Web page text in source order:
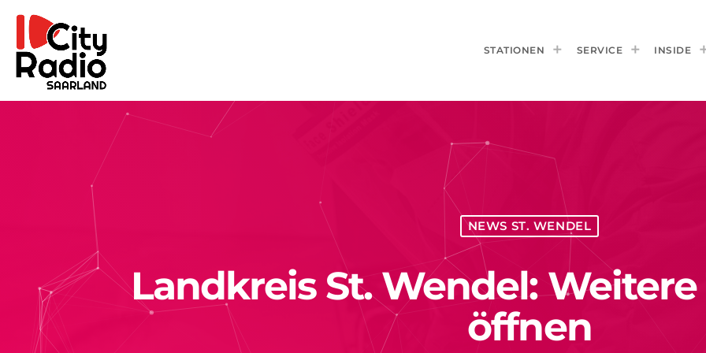
STATIONEN SERVICE INSIDE
NEWS ST. WENDEL
Landkreis St. Wendel:
öffnen